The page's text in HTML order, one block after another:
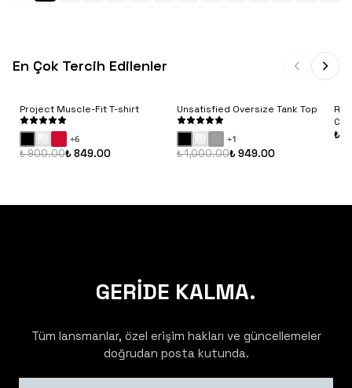
En Çok Tercih Edilenler
Project Muscle-Fit T-shirt
+6
₺ 900.00₺ 849.00
Unsatisfied Oversize Tank Top
+1
₺ 1,000.00₺ 949.00
₺
GERİDE KALMA.
Tüm lansmanlar, özel erişim hakları ve güncellemeler
doğrudan posta kutunda.